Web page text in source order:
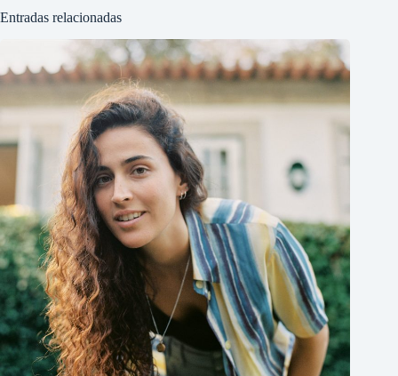
Entradas relacionadas